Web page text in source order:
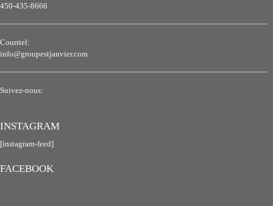
450-435-8666
Courriel:
info@groupestjanvier.com
Suivez-nous:
INSTAGRAM
[instagram-feed]
FACEBOOK